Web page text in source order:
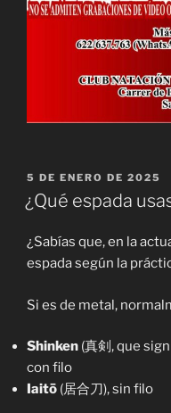
PUBLICADO
EL
5 DE ENERO DE 2025
¿Qué espada
¿Sabías que, en la
espada según la
Si es de metal,
Shinken (真剣, que
con filo
Iaitō (居合刀), sin filo